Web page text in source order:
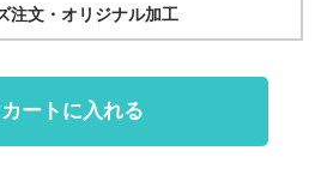
注文・オリジナル加工
カートに入れる